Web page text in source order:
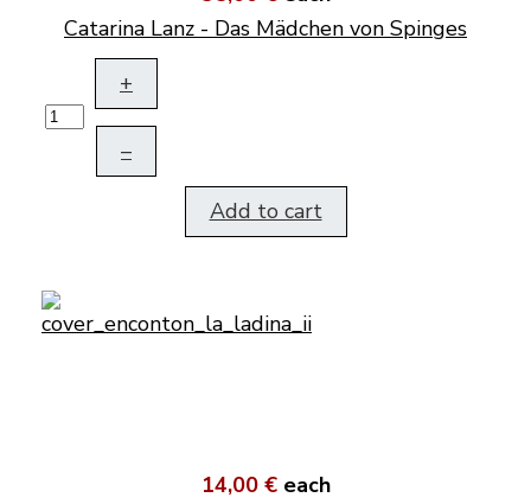
Catarina Lanz - Das Mädchen von Spinges
+
–
Add to cart
14,00 € each